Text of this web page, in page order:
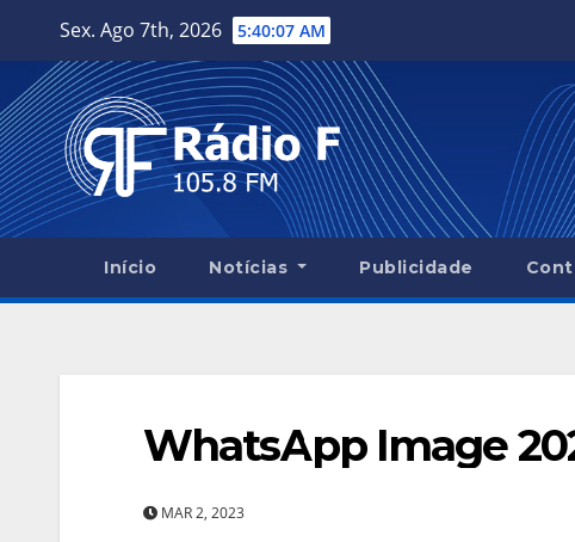
content
Sex. Ago 7th, 2026 5:40:08 AM
Início Notícias Publicidade
WhatsApp Image
MAR 2, 2023